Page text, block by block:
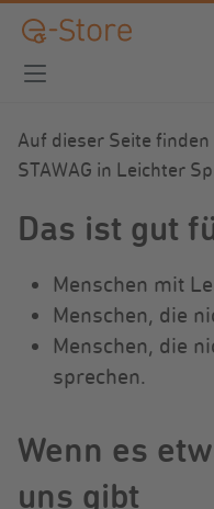
Zum Hauptinhalt
Auf dieser Seite
STAWAG in Leichter
Das ist gut
Menschen mit
Menschen, die
Menschen, die
sprechen.
Wenn es
uns gibt